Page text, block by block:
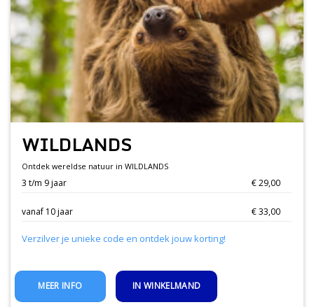
WILDLANDS
Ontdek wereldse natuur in WILDLANDS
3 t/m 9 jaar € 29,00
vanaf 10 jaar € 33,00
Verzilver je unieke code en ontdek jouw korting!
IN WINKELMAND
MEER INFO